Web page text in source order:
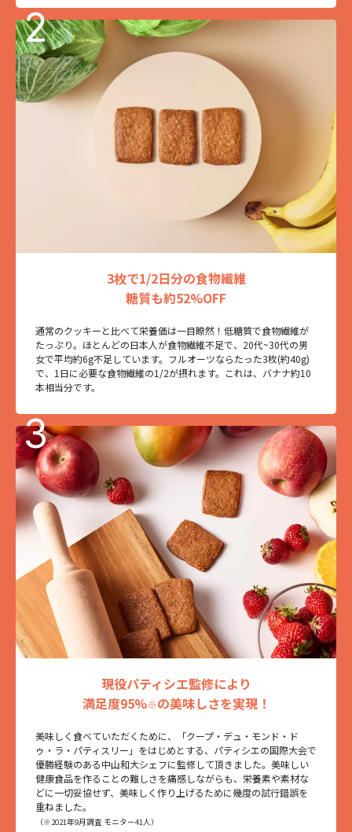
3枚で1/2日分の食物繊維
糖質も約52%OFF
通常のクッキーと比べて栄養価は一目瞭然！低糖質で食物繊維が
たっぷり。ほとんどの日本人が食物繊維不足で、20代~30代の男
女で平均約6g不足しています。フルオーツならたった3枚(約40g)
で、1日に必要な食物繊維の1/2が摂れます。これは、バナナ約10
本相当分です。
現役パティシエ監修により
満足度95%※の美味しさを実現！
美味しく食べていただくために、「クープ・デュ・モンド・ド
ゥ・ラ・パティスリー」をはじめとする、パティシエの国際大会で
優勝経験のある中山和大シェフに監修して頂きました。美味しい
健康食品を作ることの難しさを痛感しながらも、栄養素や素材な
どに一切妥協せず、美味しく作り上げるために幾度の試行錯誤を
重ねました。
（※2021年9月調査 モニター41人）